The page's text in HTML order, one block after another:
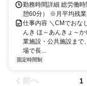
勤務時間詳細 総労働
憩60分） ※月平均残
仕事内容 ＼CMでおな
んき ほ～あんきょ～
業施設・公共施設まで
場で長...
固定時間制
前へ 1